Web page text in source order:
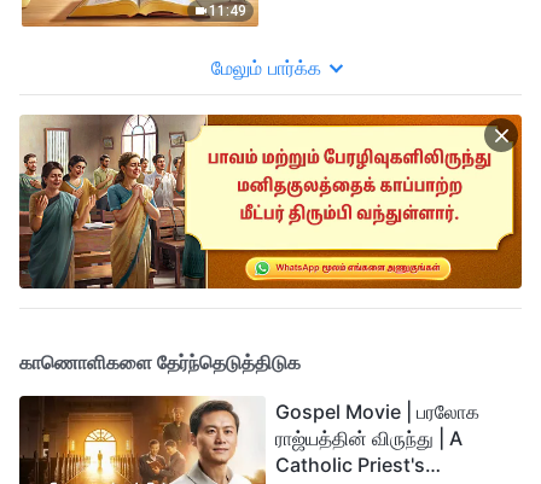
11:49
மேலும் பார்க்க
காணொளிகளை தேர்ந்தெடுத்திடுக
Gospel Movie | பரலோக
ராஜ்யத்தின் விருந்து | A
Catholic Priest's